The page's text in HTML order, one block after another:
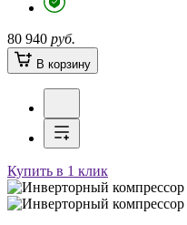
80 940 руб.
В корзину
Купить в 1 клик